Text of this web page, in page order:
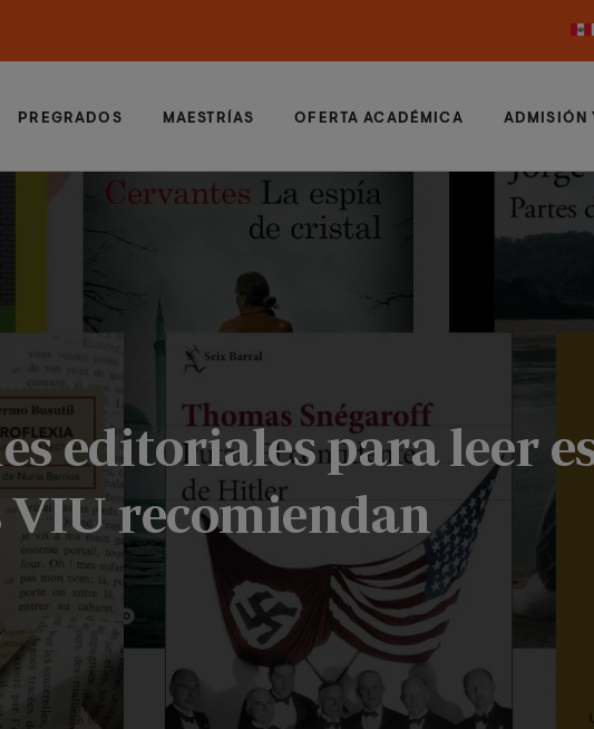
PREGRADOS MAESTRÍAS OFERTA ACADÉMICA ADMISIÓN
editoriales para leer
VIU recomiendan